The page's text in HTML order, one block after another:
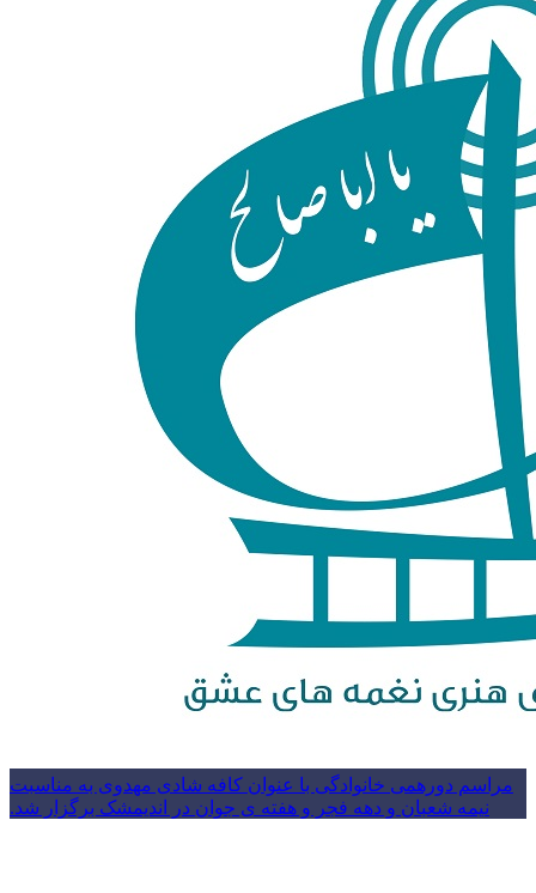
مراسم دورهمی خانوادگی با عنوان کافه شادی مهدوی به مناسبت
نیمه شعبان و دهه فجر و هفته ی جوان در اندیمشک برگزار شد.